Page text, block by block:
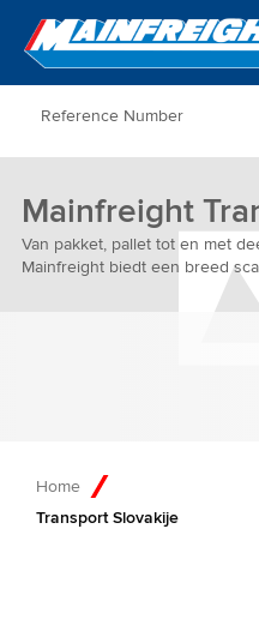
Go to Home
Mainfreight
Van pakket, pallet tot en met
Mainfreight biedt een breed
Home
Transport Slovakije